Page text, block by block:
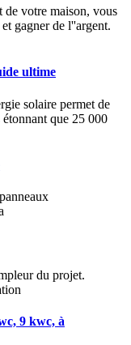
de votre maison, vous
gagner de l''argent.
ultime
solaire permet de
que 25 000
du projet.
9 kwc, à